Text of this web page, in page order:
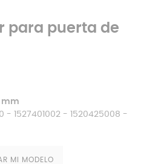
para puerta de
mm
- 1527401002 - 1520425008 -
MI MODELO